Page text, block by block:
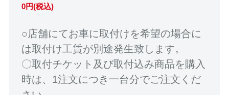
0円(税込)
○店舗にてお車に取付けを希望の場合に
は取付け工賃が別途発生致します。
〇取付チケット及び取付込み商品を購入
時は、1注文につき一台分でご注文くだ